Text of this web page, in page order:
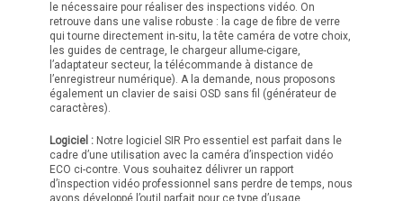
le nécessaire pour réaliser des inspections vidéo. On
retrouve dans une valise robuste : la cage de fibre de verre
qui tourne directement in-situ, la tête caméra de votre choix,
les guides de centrage, le chargeur allume-cigare,
l’adaptateur secteur, la télécommande à distance de
l’enregistreur numérique). A la demande, nous proposons
également un clavier de saisi OSD sans fil (générateur de
caractères).
Logiciel : Notre logiciel SIR Pro essentiel est parfait dans le
cadre d’une utilisation avec la caméra d’inspection vidéo
ECO ci-contre. Vous souhaitez délivrer un rapport
d’inspection vidéo professionnel sans perdre de temps, nous
avons développé l’outil parfait pour ce type d’usage.